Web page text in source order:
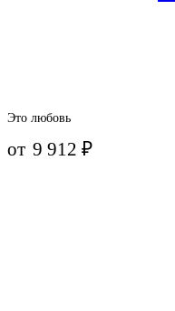
Это любовь
от 9 912₽